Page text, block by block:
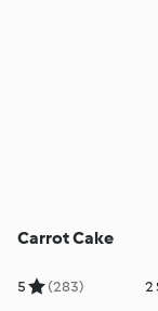
Carrot Cake
5 (283) 2